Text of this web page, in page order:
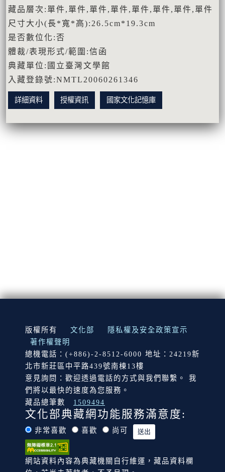
藏品層次:單件,單件,單件,單件,單件,單件,單件,單件
尺寸大小(長*寬*高):26.5cm*19.3cm
是否數位化:否
體裁/表現形式/範圍:信函
典藏單位:國立臺灣文學館
入藏登錄號:NMTL20060261346
詳細資料 授權資訊 國家文化記憶庫
:::
版權所有 文化部
隱私權及安全政策宣示
著作權聲明
總機電話：(+886)-2-8512-6000 地址：24219新
北市新莊區中平路439號南棟13樓
意見詢問：歡迎透過電話的方式與我們聯繫。 我
們將以最快的速度為您服務。
藏品總筆數
1509494
文化部典藏網功能服務滿意度:
非常喜歡 喜歡 尚可
網站資料內容為典藏機關自行維運，藏品資料欄